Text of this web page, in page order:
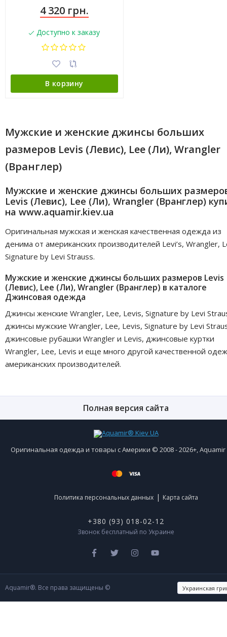
4 320 грн.
Доступно к заказу
В корзину
Мужские и женские джинсы больших
размеров Levis (Левис), Lee (Ли), Wrangler
(Вранглер)
Мужские и женские джинсы больших
Levis (Левис), Lee (Ли), Wrangler (Вранглер)
на www.aquamir.kiev.ua
Оригинальная мужская и женская качественная одежда из
денима от американских производителей Levi’s, Wrangler,
Signature by Levi Strauss.
Мужские и женские джинсы больших размеров Levis
(Левис), Lee (Ли), Wrangler (Вранглер) в каталоге
Джинсовая одежда
Джинсы женские Wrangler, Lee, Levis, Signature by Levi
джинсы мужские Wrangler, Lee, Levis, Signature by Levi
джинсовые рубашки Wrangler и Levis, джинсовые куртки
Wrangler, Lee, Levis и еще много другой качественной
американских производителей.
Полная версия сайта
Оригинальная одежда и товары с Америки © 2008 - 2026+,
Политика персональных данных | Карта сайта
+380 (93) 018-02-12
Звонок бесплатный по Украине
Aquamir®. Все права защищены ©